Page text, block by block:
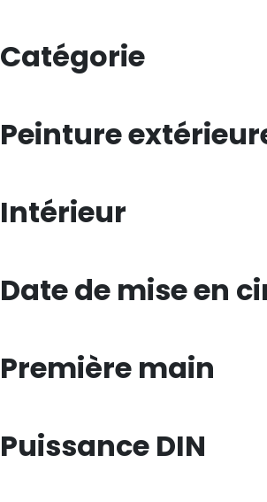
Catégorie
Peinture
Intérieur
Date de mise en
Première main
Puissance DIN